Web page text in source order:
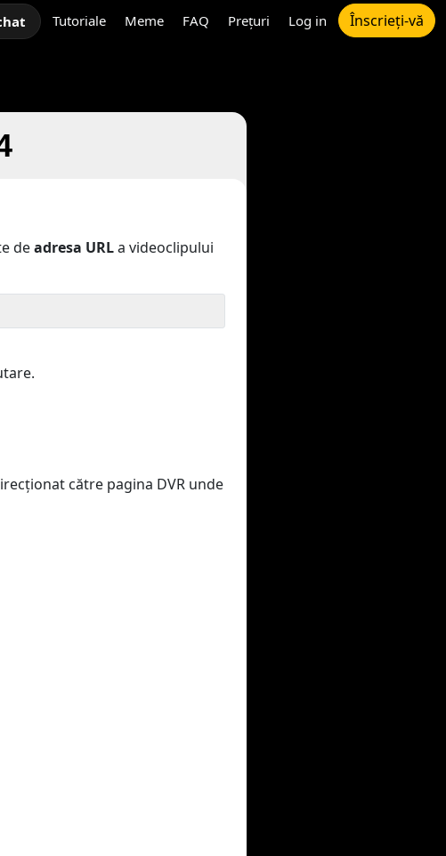
Tutoriale Meme FAQ Prețuri Log in Înscrieți-vă
deadresa URLa videoclipului
către pagina DVR unde